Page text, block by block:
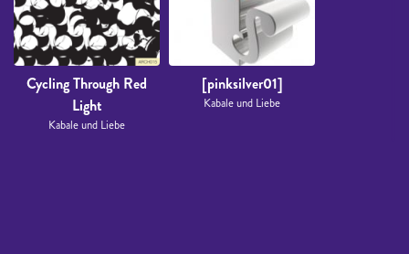
Cycling Through Red
Light
Kabale und Liebe
[pinksilver01]
Kabale und Liebe